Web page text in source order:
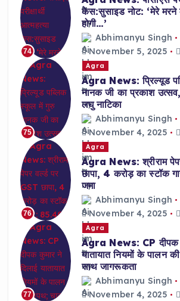
74
केस:सुसाइड नोट: ‘मेरे मरने
होगी…’
Abhimanyu Singh
November 5, 2025
75
Agra
Agra News: प्रिल्यूड
नानक जी का प्रकाश उत्सव,
लघु नाटिका
Abhimanyu Singh
November 4, 2025
76
Agra
Agra News: श्रीराम
छापा, 4 करोड़ का स्टॉक
जमा
Abhimanyu Singh
November 4, 2025
77
Agra
Agra News: CP दीपक
यातायात नियमों के पालन
साथ जागरूकता
Abhimanyu Singh
November 4, 2025